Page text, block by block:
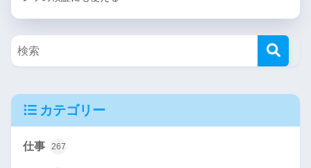
カテゴリー
仕事 267